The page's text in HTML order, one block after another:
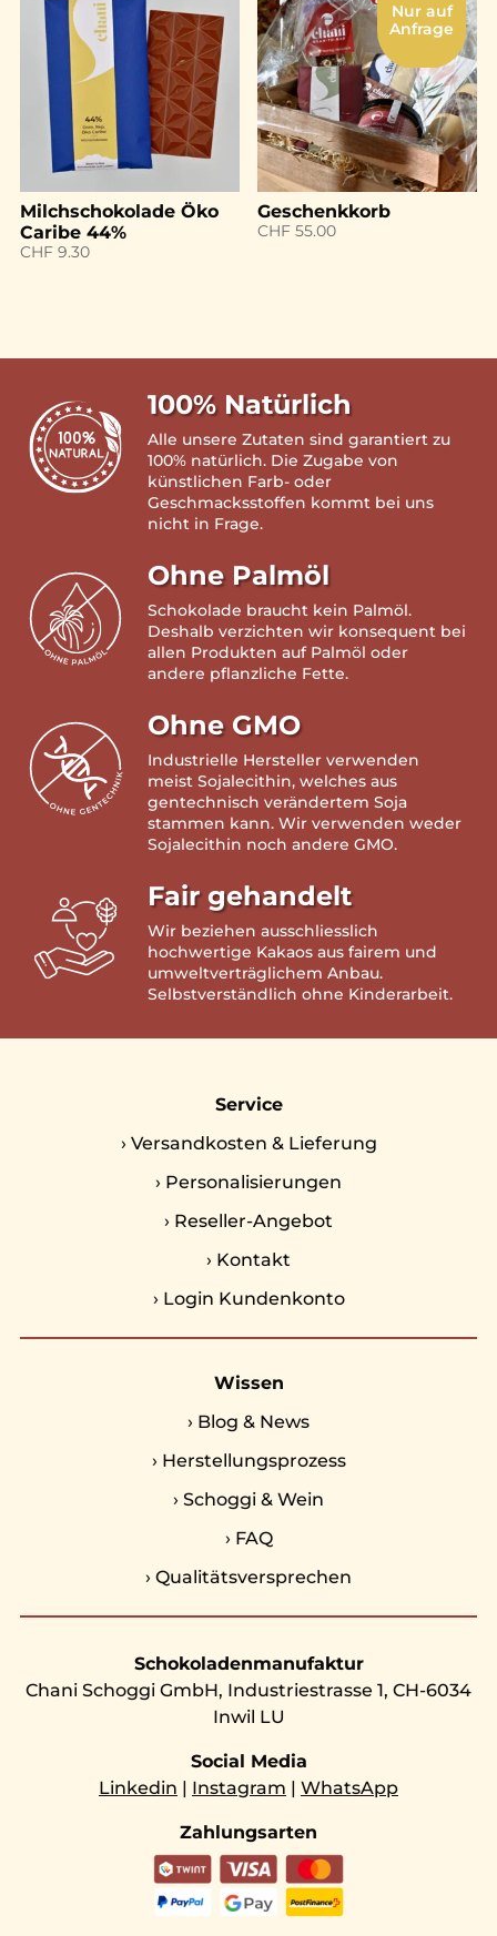
Milchschokolade Öko
Caribe 44%
CHF9.30
Geschenkkorb
CHF 55.00
Nur auf
Anfrage
100% Natürlich
Alle unsere Zutaten sind garantiert zu
100% natürlich. Die Zugabe von
künstlichen Farb- oder
Geschmacksstoffen kommt bei uns
nicht in Frage.
Ohne Palmöl
Schokolade braucht kein Palmöl.
Deshalb verzichten wir konsequent bei
allen Produkten auf Palmöl oder
andere pflanzliche Fette.
Ohne GMO
Industrielle Hersteller verwenden
meist Sojalecithin, welches aus
gentechnisch verändertem Soja
stammen kann. Wir verwenden weder
Sojalecithin noch andere GMO.
Fair gehandelt
Wir beziehen ausschliesslich
hochwertige Kakaos aus fairem und
umweltverträglichem Anbau.
Selbstverständlich ohne Kinderarbeit.
Service
› Versandkosten & Lieferung
› Personalisierungen
› Reseller-Angebot
› Kontakt
› Login Kundenkonto
Wissen
› Blog & News
› Herstellungsprozess
› Schoggi & Wein
› FAQ
› Qualitätsversprechen
Schokoladenmanufaktur
Chani Schoggi GmbH, Industriestrasse 1, CH-6034
Inwil LU
Social Media
Linkedin | Instagram | WhatsApp
Zahlungsarten